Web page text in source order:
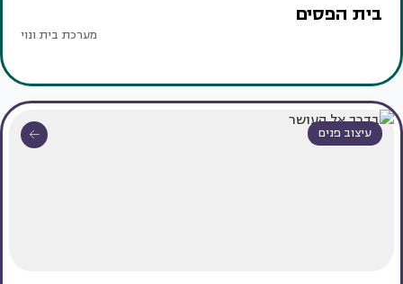
בית הפסים
מערכת בית ונוי
עיצוב פנים